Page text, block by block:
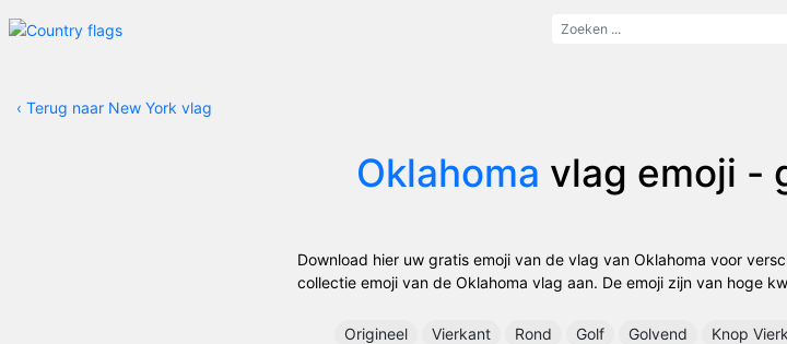
‹ Terug naar New York vlag
Oklahoma vlag emoji -
Download hier uw gratis emoji van de vlag van Oklahoma voor
collectie emoji van de Oklahoma vlag aan. De emoji zijn van hoge
Origineel Vierkant Rond Golf Golvend Knop